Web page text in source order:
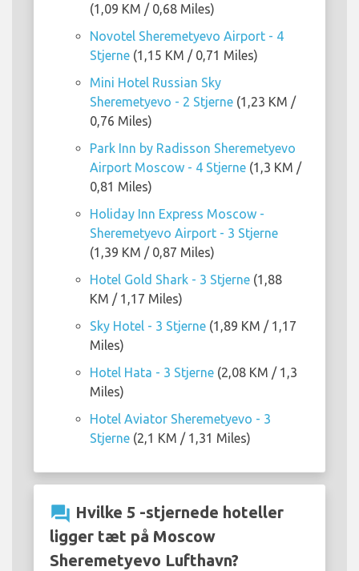
(1,09 KM / 0,68 Miles)
Novotel Sheremetyevo Airport - 4
Stjerne (1,15 KM / 0,71 Miles)
Mini Hotel Russian Sky
Sheremetyevo - 2 Stjerne (1,23 KM /
0,76 Miles)
Park Inn by Radisson Sheremetyevo
Airport Moscow - 4 Stjerne (1,3 KM /
0,81 Miles)
Holiday Inn Express Moscow -
Sheremetyevo Airport - 3 Stjerne
(1,39 KM / 0,87 Miles)
Hotel Gold Shark - 3 Stjerne (1,88
KM / 1,17 Miles)
Sky Hotel - 3 Stjerne (1,89 KM / 1,17
Miles)
Hotel Hata - 3 Stjerne (2,08 KM / 1,3
Miles)
Hotel Aviator Sheremetyevo - 3
Stjerne (2,1 KM / 1,31 Miles)
question_answer Hvilke 5 -stjernede hoteller
ligger tæt på Moscow
Sheremetyevo Lufthavn?